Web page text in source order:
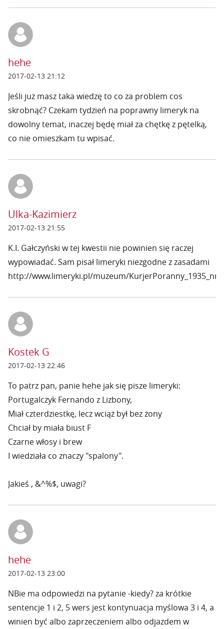
hehe
2017-02-13 21:12
Jeśli już masz taka wiedzę to co za problem cos
skrobnąć? Czekam tydzień na poprawny limeryk na
dowolny temat, inaczej będę miał za chętkę z pętelką,
co nie omieszkam tu wpisać.
Ulka-Kazimierz
2017-02-13 21:55
K.I. Gałczyński w tej kwestii nie powinien się raczej
wypowiadać. Sam pisał limeryki niezgodne z zasadami
http://www.limeryki.pl/muzeum/
Kostek G
2017-02-13 22:46
To patrz pan, panie hehe jak się pisze limeryki:
Portugalczyk Fernando z Lizbony,
Miał czterdziestkę, lecz wciąż był bez żony
Chciał by miała biust F
Czarne włosy i brew
I wiedziała co znaczy "spalony".
Jakieś , &^%$, uwagi?
hehe
2017-02-13 23:00
NBie ma odpowiedzi na pytanie -kiedy? za krótkie
sentencje 1 i 2, 5 wers jest kontynuacja myślowa 3 i 4, a
winien być albo zaprzeczeniem albo odjazdem w